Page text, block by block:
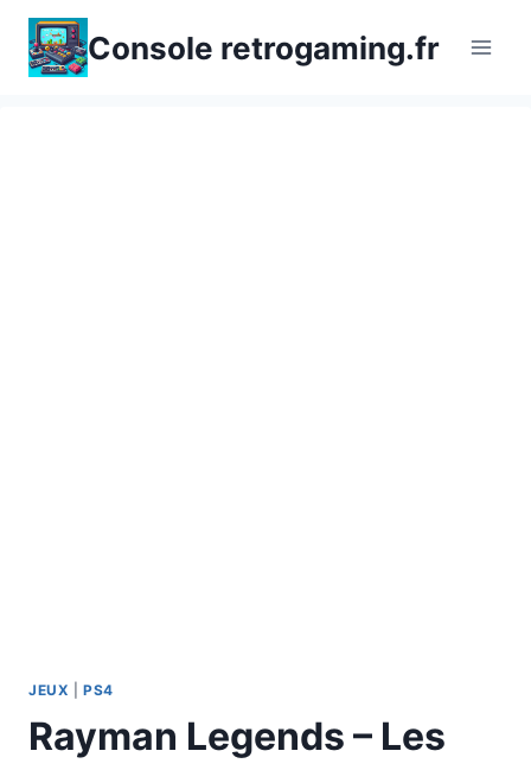
Aller
contenu
Console retrogaming.fr
JEUX |PS4
Rayman Legends – Les